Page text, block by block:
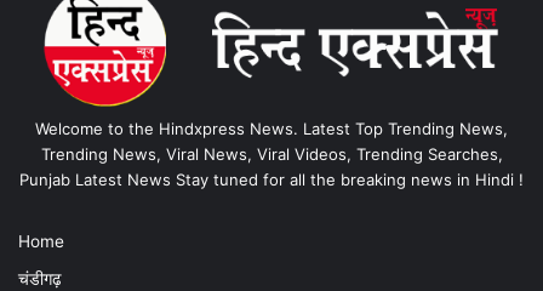
Welcome to the Hindxpress News. Latest Top Trending News,
Trending News, Viral News, Viral Videos, Trending Searches,
Punjab Latest News Stay tuned for all the breaking news in Hindi !
Home
चंडीगढ़